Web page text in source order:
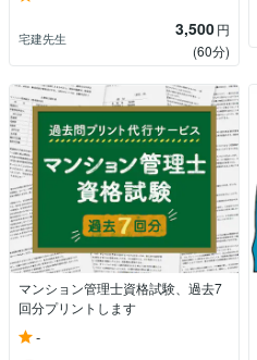
宅建先生 3,500円
(60分)
マンション管理士資格試験、過去7
回分プリントします
-